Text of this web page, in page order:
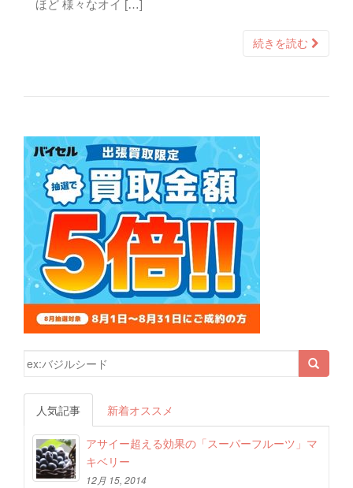
ほど 様々なオイ […]
続きを読む
検索結果:
人気記事 新着オススメ
アサイー超える効果の「スーパーフルーツ」マ
キベリー
12月 15, 2014